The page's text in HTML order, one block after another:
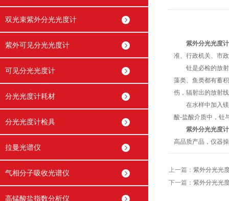
双光束紫外分光光度计
紫外可见分光光度计
可见分光光度计
分光光度计耗材
分光光度计检具
拉曼光谱仪
气相分子吸收光谱仪
高锰酸盐指数分析仪
紫外分光光度计
准、行政机关、市
钍是必检的放射
藻类、鱼类都有蓄
伤，辐射出的放射
在水样中加入镁
酸-盐酸介质中，钍
紫外分光光度计
高品质产品，仪器
上一篇： 紫外分光光
下一篇： 紫外分光光